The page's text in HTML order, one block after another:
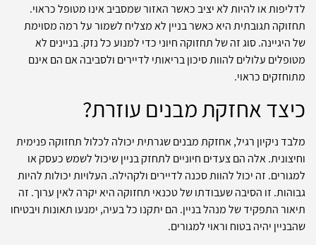
לדליפות או להיות לא יציב כאשר האזור שמסביב אינו מטופל כראוי.
תחזוקה תגובתית היא כאשר בניין לא מצליח לשמור על רמה מסוימת
של היגיינה. סוג זה של תחזוקה חיוני כדי למנוע כל נזק. בניינים לא
מטופלים עלולים להוות סיכון בריאותי לדיירים ולסביבה אם הם אינם
מתוחזקים כראוי.
כיצד אחזקת מבנים עוזרת?
מלבד ניקיון רגיל, אחזקת מבנים שגרתית יכולה לכלול תחזוקה פנימית
וחיצונית. אלה הם צעדים חיוניים לתחזק בניין שיכול לשמש כעסק או
למגורים. זה יכול להוות סכנה לדיירים ולקהילה. העלויות יכולות להיות
גבוהות. זו הסיבה שעבודתו של טכנאי תחזוקה היא יקרה לאין ערוך. זה
תיאור התפקיד של מנהל בניין. הם יתקנו כל בעיה, ימנעו תאונות ויבטיחו
שהבניין יהיה בטוח וראוי למגורים.